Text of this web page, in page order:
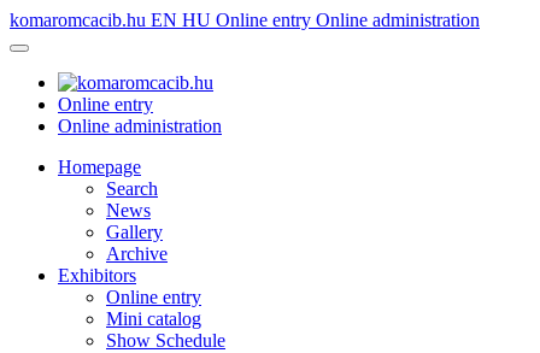
komaromcacib.hu EN HU Online entry Online administration
Online entry
Online administration
Homepage
Search
News
Gallery
Archive
Exhibitors
Online entry
Mini catalog
Show Schedule